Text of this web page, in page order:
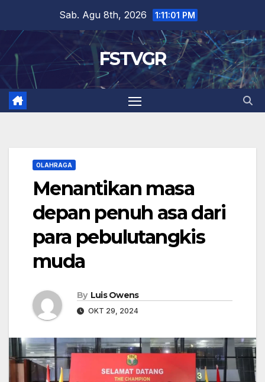
content
Sab. Agu 8th, 2026 1:11:02 PM
FSTVGR
OLAHRAGA
Menantikan masa
depan penuh asa dari
para pebulutangkis
muda
By Luis Owens
OKT 29, 2024